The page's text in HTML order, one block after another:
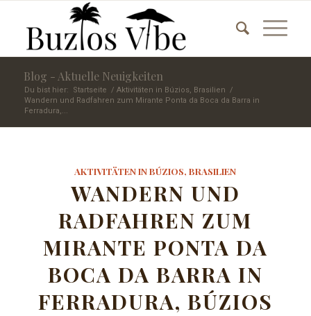
Blog - Aktuelle Neuigkeiten
Du bist hier: Startseite / Aktivitäten in Búzios, Brasilien /
Wandern und Radfahren zum Mirante Ponta da Boca da Barra in
Ferradura,...
AKTIVITÄTEN IN BÚZIOS, BRASILIEN
WANDERN UND
RADFAHREN ZUM
MIRANTE PONTA DA
BOCA DA BARRA IN
FERRADURA, BÚZIOS